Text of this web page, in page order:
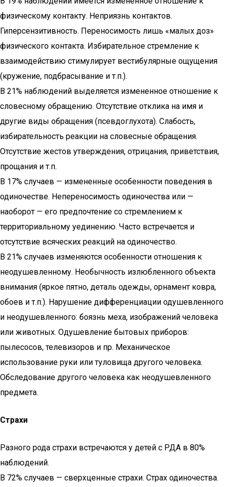
физическому контакту. Неприязнь контактов.
Гиперсензитивность. Переносимость лишь «малых доз»
физического контакта. Избирательное стремление к
взаимодействию стимулирует вестибулярные ощущения
(кружение, подбрасывание и т.п.).
В 21% наблюдений выделяется измененное отношение к
словесному обращению. Отсутствие отклика на имя и
другие виды обращения (псевдоглухота). Слабость,
избирательность реакции на словесные обращения.
Отсутствие жестов утверждения, отрицания, приветствия,
прощания и т.п.
В 17% случаев — измененные особенности поведения в
одиночестве. Непереносимость одиночества или —
наоборот — его предпочтение со стремлением к
территориальному уединению. Часто встречается и
отсутствие всяческих реакций на одиночество.
В 21% случаев изменяются особенности отношения к
неодушевленному. Необычность излюбленного объекта
внимания (яркое пятно, деталь одежды, орнамент ковра,
обоев и т.п.). Нарушение дифференциации одушевленного
и неодушевленного: боязнь меха, изображений человека
или животных. Одушевление бытовых приборов:
пылесосов, телевизоров и пр. Механическое
использование руки или туловища другого человека.
Обследование другого человека как неодушевленного
предмета.
Страхи
Разного рода страхи встречаются у детей с РДА в 80%
наблюдений.
В 72% случаев — сверхценные страхи. Страх одиночества.